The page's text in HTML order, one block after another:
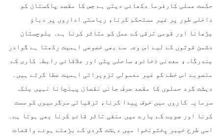
حکمت عملی کارفرما دکھائی دیتی ہے جس کا مقصد پاکستان کو
داخلی طور پر غیر مستحکم کرنا، ریاستی اداروں پر دباؤ
بڑھانا اور قومی ترقی کے عمل کو متاثر کرنا ہے۔ بلوچستان
دشمن قوتوں کے لیے اس وجہ سے بھی خصوصی اہمیت رکھتا ہے گوادر
بندرگاہ، معدنی ذخائر، ساحلی پٹی اور علاقائی رابطہ کاری کے
منصوبے اس خطے کو غیر معمولی تزویراتی اہمیت عطا کرتے ہیں۔
دہشت گرد حملوں کا مقصد صرف جانی نقصان پہنچانا نہیں بلکہ
سرمایہ کاروں میں خوف پیدا کرنا، ترقیاتی سرگرمیوں کو سست
کرنا اور صوبے کے بارے میں منفی تاثر قائم کرنا بھی ہوتا ہے۔
اسی طرح خیبر پختونخوا میں دہشت گردی کے بڑھتے ہوئے واقعات